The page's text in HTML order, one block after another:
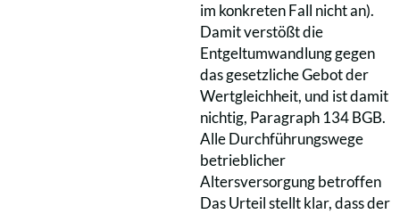
im konkreten Fall nicht an).
Damit verstößt die
Entgeltumwandlung gegen
das gesetzliche Gebot der
Wertgleichheit, und ist damit
nichtig, Paragraph 134 BGB.
Alle Durchführungswege
betrieblicher
Altersversorgung betroffen
Das Urteil stellt klar, dass der